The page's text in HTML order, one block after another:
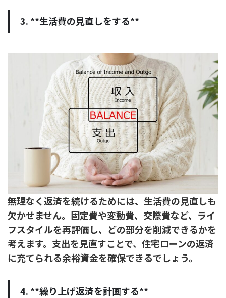
3. **生活費の見直しをする**
無理なく返済を続けるためには、生活費の見直しも
欠かせません。固定費や変動費、交際費など、ライ
フスタイルを再評価し、どの部分を削減できるかを
考えます。支出を見直すことで、住宅ローンの返済
に充てられる余裕資金を確保できるでしょう。
4. **繰り上げ返済を計画する**